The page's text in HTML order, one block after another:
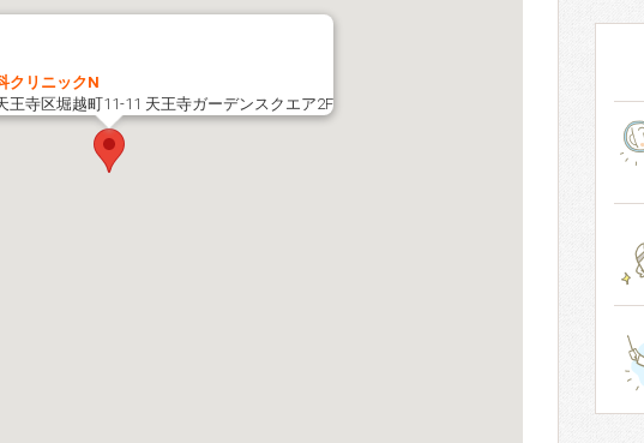
クリニックN
王寺区堀越町11-11 天王寺ガーデンスクエア2F